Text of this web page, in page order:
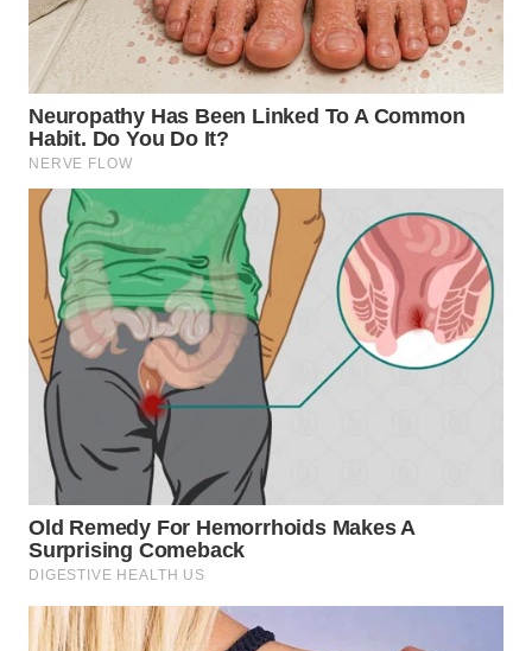
NEWS
WAHANA
TANI
WAHANA
ADVOKAT
WAHANA
INFRASTRUKTUR
WAHANA
KONSUMEN
WAHANA
LISTRIK
WAHANA
TRAVEL
WAHANA
TV